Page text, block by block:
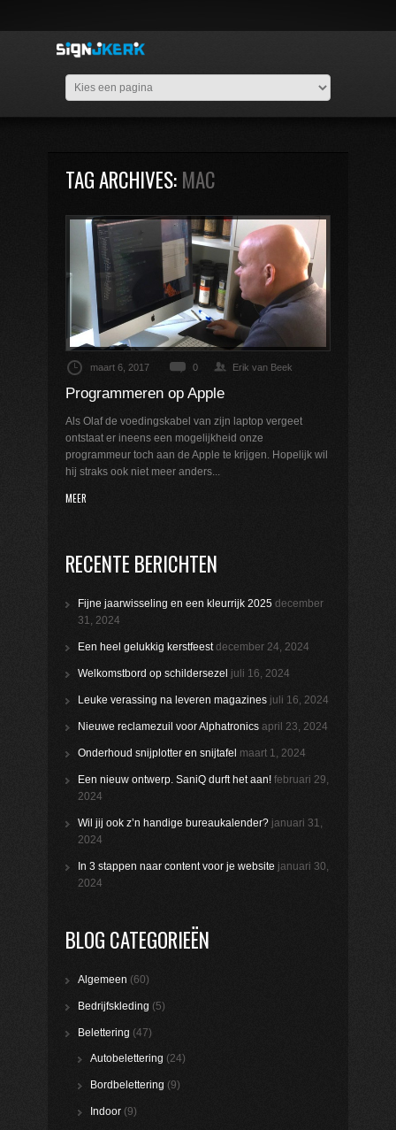
TAG ARCHIVES: MAC
maart 6, 2017 0 Erik van Beek
Programmeren op Apple
Als Olaf de voedingskabel van zijn laptop vergeet
ontstaat er ineens een mogelijkheid onze
programmeur toch aan de Apple te krijgen. Hopelijk wil
hij straks ook niet meer anders...
MEER
RECENTE BERICHTEN
Fijne jaarwisseling en een kleurrijk 2025 december
31, 2024
Een heel gelukkig kerstfeest december 24, 2024
Welkomstbord op schildersezel juli 16, 2024
Leuke verassing na leveren magazines juli 16, 2024
Nieuwe reclamezuil voor Alphatronics april 23, 2024
Onderhoud snijplotter en snijtafel maart 1, 2024
Een nieuw ontwerp. SaniQ durft het aan! februari 29,
2024
Wil jij ook z’n handige bureaukalender? januari 31,
2024
In 3 stappen naar content voor je website januari 30,
2024
BLOG CATEGORIEËN
Algemeen (60)
Bedrijfskleding (5)
Belettering (47)
Autobelettering (24)
Bordbelettering (9)
Indoor (9)